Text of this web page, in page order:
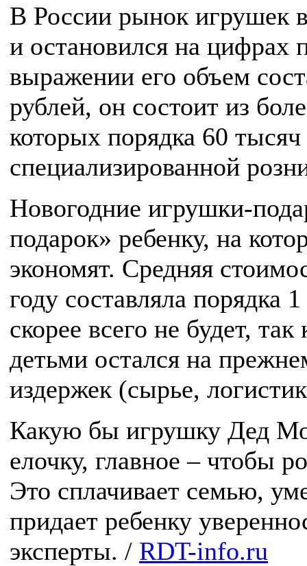
В России рынок игрушек
и остановился на цифрах
выражении его объем
рублей, он состоит из
которых порядка 60
специализированной
Новогодние игрушки-
подарок» ребенку, на
экономят. Средняя
году составляла порядка
скорее всего не будет,
детьми остался на
издержек (сырье,
Какую бы игрушку Дед
елочку, главное – чтобы
Это сплачивает семью,
придает ребенку
эксперты. / RDT-info.ru